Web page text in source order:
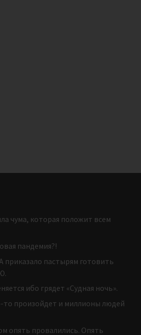
чума, которая положит всем
пандемия?!
пастырям готовить
ибо грядет «Судная ночь».
то произойдет и миллионы людей
опять провалились. Опять